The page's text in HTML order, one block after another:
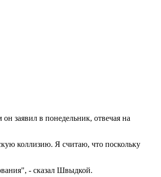
заявил в понедельник, отвечая на
коллизию. Я считаю, что поскольку
- сказал Швыдкой.